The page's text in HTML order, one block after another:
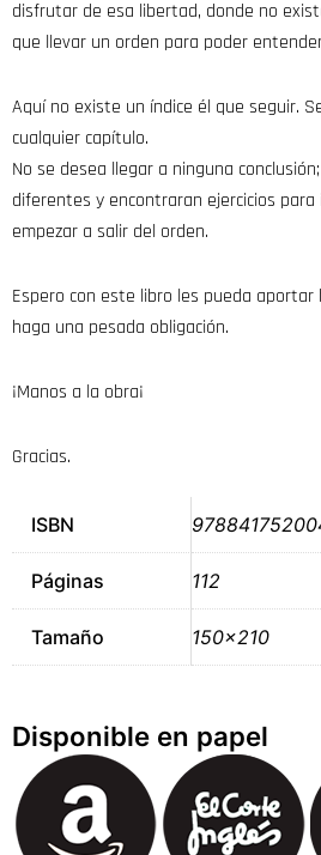
disfrutar de esa libertad, donde no
que llevar un orden para poder
Aquí no existe un índice él que seguir.
cualquier capítulo.
No se desea llegar a ninguna
diferentes y encontraran ejercicios para
empezar a salir del orden.
Espero con este libro les pueda aportar
haga una pesada obligación.
¡Manos a la obra¡
Gracias.
ISBN
Páginas 112
Tamaño 150×210
Disponible en papel